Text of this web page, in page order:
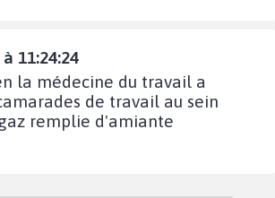
11:24:24
la médecine du travail a
de travail au sein
remplie d'amiante